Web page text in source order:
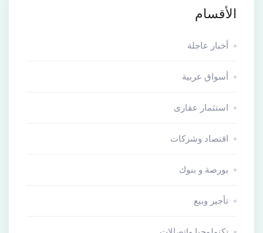
الأقسام
أخبار عاجلة
أسواق عربية
استثمار عقارى
اقتصاد وشركات
بورصة و بنوك
تأجير وبيع